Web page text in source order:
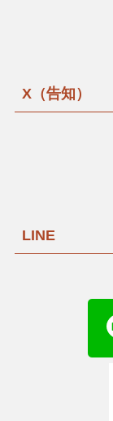
X（告知）
LINE